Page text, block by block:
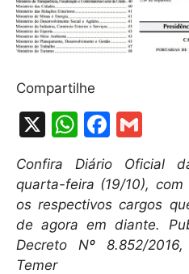
Compartilhe
X
W
h
at
s
A
p
F
c
e
b
o
m
ai
l
Confira Diário Oficial
quarta-feira (19/10),
os respectivos cargos
de agora em diante.
Decreto Nº 8.852/
Temer